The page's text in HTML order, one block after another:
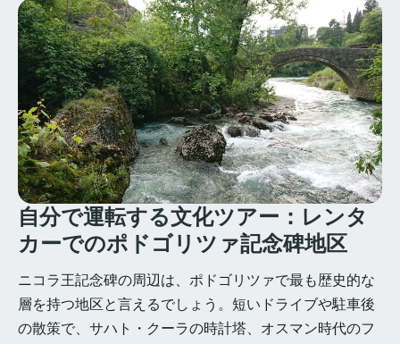
自分で運転する文化ツアー：レンタ
カーでのポドゴリツァ記念碑地区
ニコラ王記念碑の周辺は、ポドゴリツァで最も歴史的な
層を持つ地区と言えるでしょう。短いドライブや駐車後
の散策で、サハト・クーラの時計塔、オスマン時代のフ